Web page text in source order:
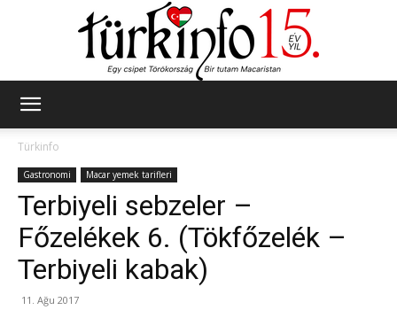
Türkinfo
Gastronomi Macar yemek tarifleri
Terbiyeli sebzeler –
Főzelékek 6. (Tökfőzelék –
Terbiyeli kabak)
11. Ağu 2017